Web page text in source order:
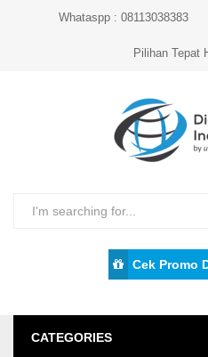
Whataspp : 08113038383
Pilihan Tepat
Cek Promo
CATEGORIES